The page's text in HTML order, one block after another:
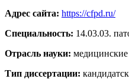
Адрес сайта: https://cfpd.ru/
Специальность: 14.03.03.
Отрасль науки: медицинские
Тип диссертации: